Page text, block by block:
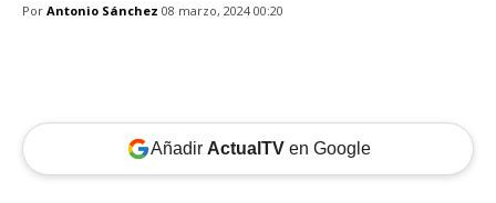
Por Antonio Sánchez 08 marzo, 2024 00:20
Añadir ActualTVen Google